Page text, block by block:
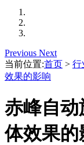
Previous Next
当前位置:首页 > 行
效果的影响
赤峰自
体效果的